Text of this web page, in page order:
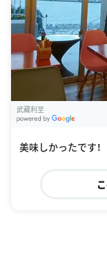
武藏利至
美味しかったです！